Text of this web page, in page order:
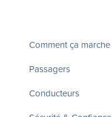
Comment ça marche
Passagers
Conducteurs